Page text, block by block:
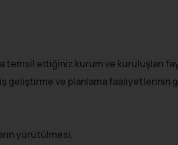
ettiğiniz kurum ve kuruluşları
geliştirme ve planlama faaliyetlerinin
yürütülmesi,